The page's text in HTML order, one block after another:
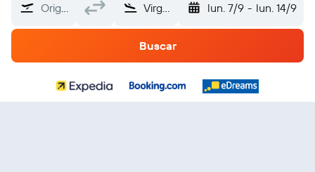
Origen Virginia Occidental lun. 7/9 - lun. 14/9
Buscar